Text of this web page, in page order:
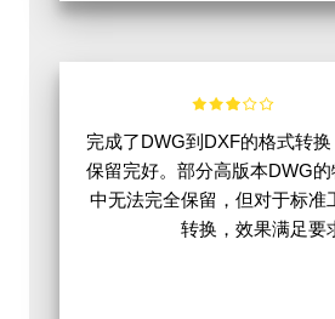
完成了DWG到DXF的格式转
保留完好。部分高版本DWG
中无法完全保留，但对于标准
转换，效果满足要